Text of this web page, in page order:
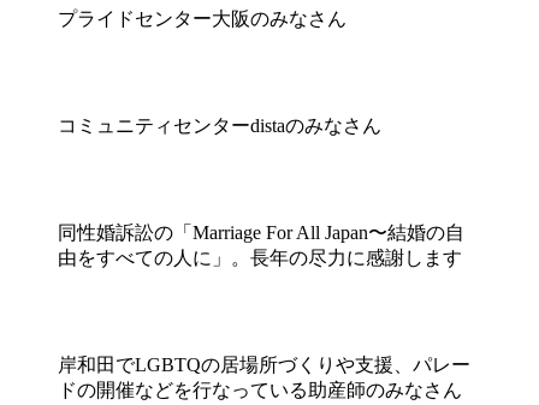
プライドセンター大阪のみなさん
コミュニティセンターdistaのみなさん
同性婚訴訟の「Marriage For All Japan〜結婚の自
由をすべての人に」。長年の尽力に感謝します
岸和田でLGBTQの居場所づくりや支援、パレー
ドの開催などを行なっている助産師のみなさん